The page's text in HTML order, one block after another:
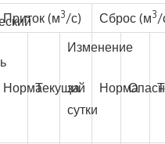
Приток (м3/с) Сброс (м3/
НормаТекущий
Изменение
за
сутки
Норма